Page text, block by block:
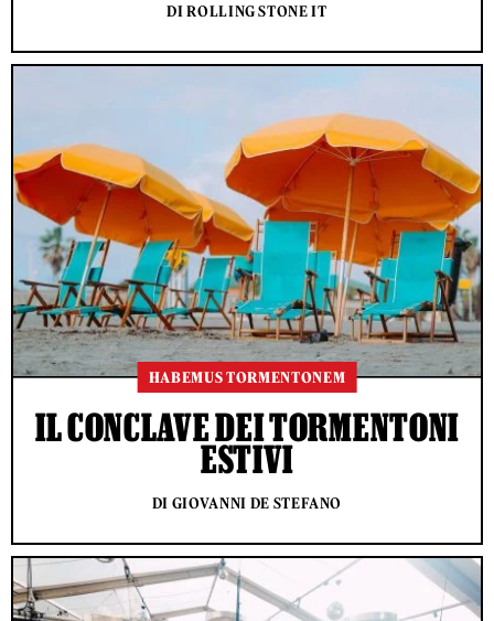
DI ROLLING STONE IT
HABEMUS TORMENTONEM
IL CONCLAVE DEI TORMENTONI
ESTIVI
DI GIOVANNI DE STEFANO